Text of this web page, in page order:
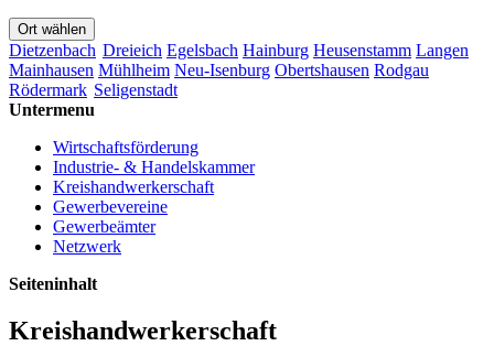
Ort wählen
Dietzenbach Dreieich Egelsbach Hainburg Heusenstamm Langen
Mainhausen Mühlheim Neu-Isenburg Obertshausen Rodgau
Rödermark Seligenstadt
Untermenu
Wirtschaftsförderung
Industrie- & Handelskammer
Kreishandwerkerschaft
Gewerbevereine
Gewerbeämter
Netzwerk
Seiteninhalt
Kreishandwerkerschaft